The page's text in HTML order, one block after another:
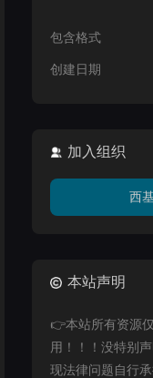
包含格式
创建日期
加入组织
西
本站声明
👉本站所有资源
用！！！没特别
现法律问题自行